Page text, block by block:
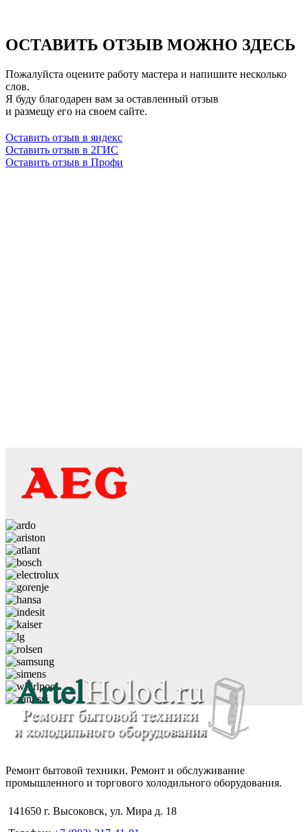
ОСТАВИТЬ ОТЗЫВ МОЖНО ЗДЕСЬ
Пожалуйста оцените работу мастера и напишите несколько
слов.
Я буду благодарен вам за оставленный отзыв
и размещу его на своем сайте.
Оставить отзыв в яндекс
Оставить отзыв в 2ГИС
Оставить отзыв в Профи
Ремонт бытовой техники. Ремонт и обслуживание
промышленного и торгового холодильного оборудования.
141650 г. Высоковск, ул. Мира д. 18